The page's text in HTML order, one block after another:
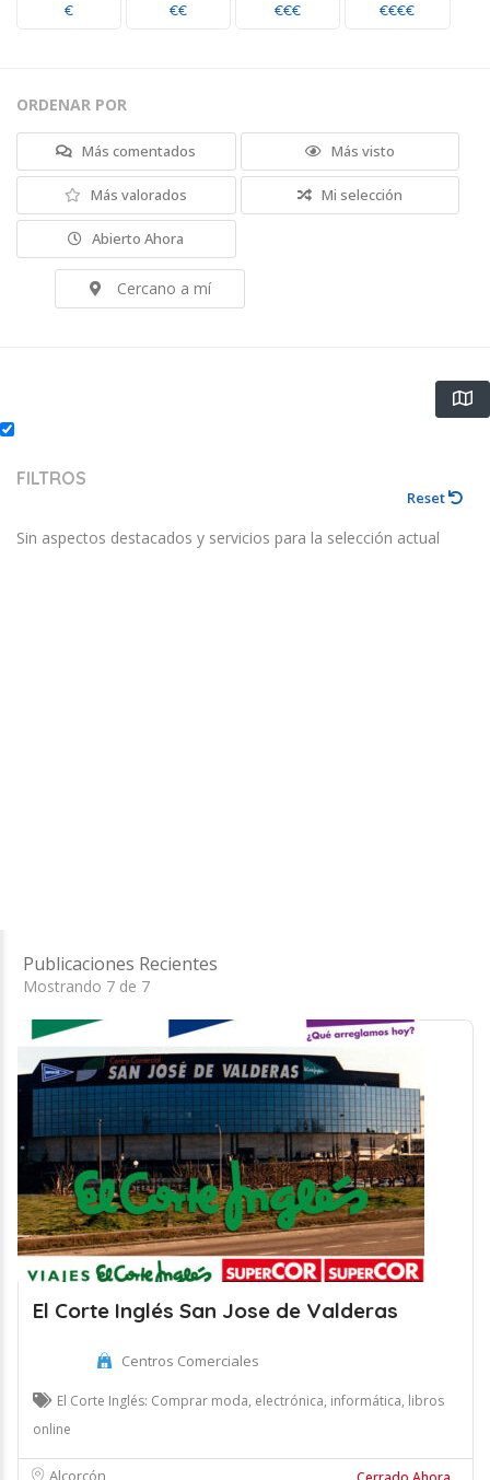
€ €€ €€€ €€€€
ORDENAR POR
Más comentados Más visto
Más valorados Mi selección
Abierto Ahora
Cercano a mí
FILTROS
Reset
Sin aspectos destacados y servicios para la selección actual
Publicaciones Recientes
Mostrando 7 de 7
El Corte Inglés San Jose de Valderas
Centros Comerciales
El Corte Inglés: Comprar moda, electrónica, informática, libros
online
Alcorcón